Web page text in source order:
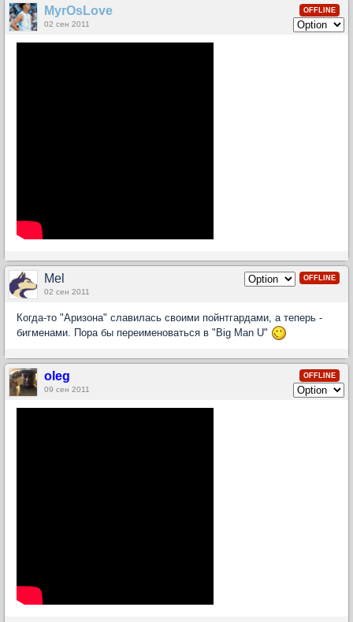
OFFLINE
MyrOsLove
02 сен 2011
OFFLINE
Mel
02 сен 2011
Когда-то "Аризона" славилась своими пойнтгардами, а теперь -
бигменами. Пора бы переименоваться в "Big Man U"
OFFLINE
oleg
09 сен 2011